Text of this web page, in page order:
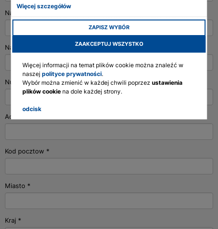
Więcej szczegółów
ZAPISZ WYBÓR
ZAAKCEPTUJ WSZYSTKO
Więcej informacji na temat plików cookie można znaleźć w
naszejpolityce prywatności.
Wybór można zmienić w każdej chwili poprzezustawienia
plików cookie na dole każdej strony.
odcisk
Technologia siłowników linearnych
Deutsch
Francais
Polski
Nazwisko
Nazwa firmy
Numer Klienta
Adres
Kod pocztow *
Miasto *
Kraj *